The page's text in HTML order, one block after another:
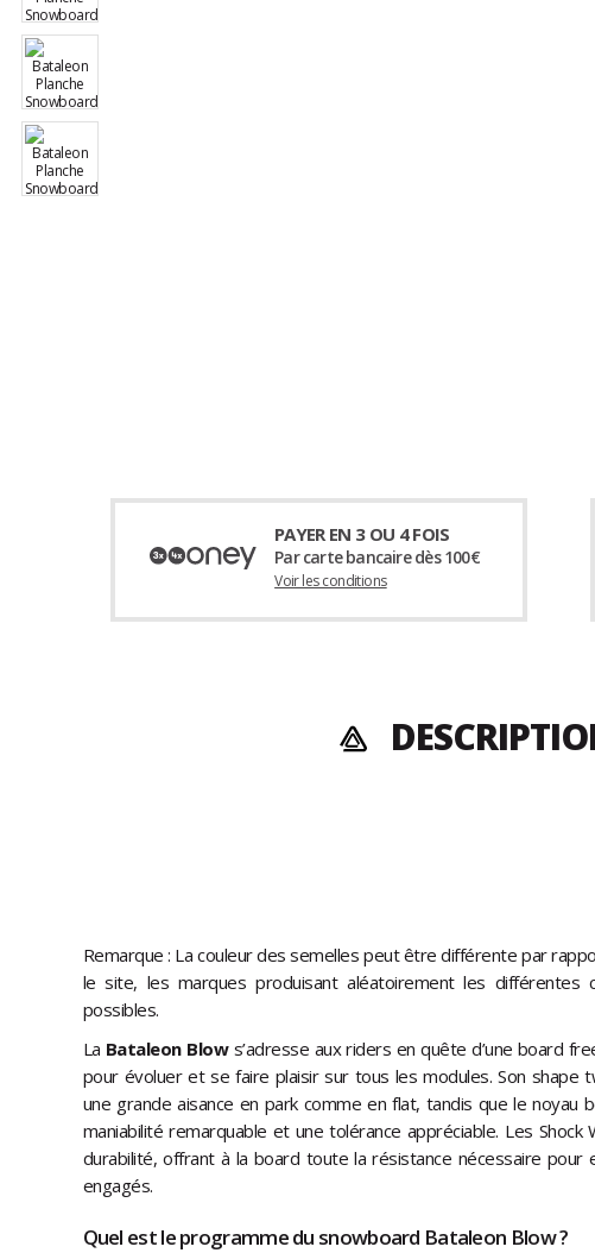
PAYER EN 3 OU 4 FOIS
Par carte bancaire dès 100€
Voir les conditions
Remarque : La couleur des semelles peut être différente par
le site, les marques produisant aléatoirement les différentes
possibles.
La Bataleon Blows’adresse aux riders en quête d’une board
pour évoluer et se faire plaisir sur tous les modules. Son shape
une grande aisance en park comme en flat, tandis que le noyau
maniabilité remarquable et une tolérance appréciable. Les Shock
durabilité, offrant à la board toute la résistance nécessaire pour
engagés.
Quel est le programme du snowboard Bataleon Blow ?